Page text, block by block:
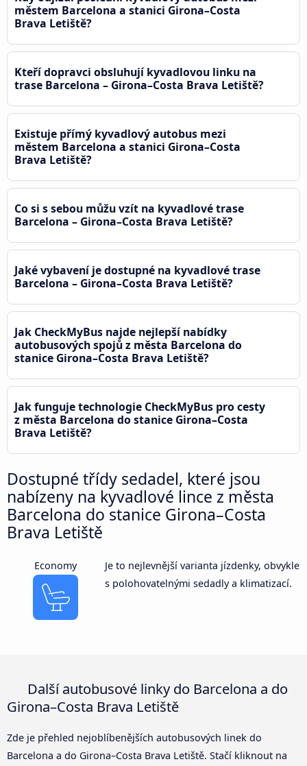
městem Barcelona a stanici Girona–Costa
Brava Letiště?
Kteří dopravci obsluhují kyvadlovou linku na
trase Barcelona – Girona–Costa Brava Letiště?
Existuje přímý kyvadlový autobus mezi
městem Barcelona a stanici Girona–Costa
Brava Letiště?
Co si s sebou můžu vzít na kyvadlové trase
Barcelona – Girona–Costa Brava Letiště?
Jaké vybavení je dostupné na kyvadlové trase
Barcelona – Girona–Costa Brava Letiště?
Jak CheckMyBus najde nejlepší nabídky
autobusových spojů z města Barcelona do
stanice Girona–Costa Brava Letiště?
Jak funguje technologie CheckMyBus pro cesty
z města Barcelona do stanice Girona–Costa
Brava Letiště?
Dostupné třídy sedadel, které jsou
nabízeny na kyvadlové lince z města
Barcelona do stanice Girona–Costa
Brava Letiště
Economy
Je to nejlevnější varianta jízdenky, obvykle
s polohovatelnými sedadly a klimatizací.
Další autobusové linky do Barcelona a do
Girona–Costa Brava Letiště
Zde je přehled nejoblíbenějších autobusových linek do
Barcelona a do Girona–Costa Brava Letiště. Stačí kliknout na